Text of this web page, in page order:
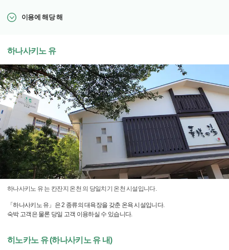
이용에 해당 해
하나사키노 유
하나사키노 유 는 칸잔지 온천 의 당일치기 온천 시설입니다.
「하나사키노 유」은 2 종류의 대욕장을 갖춘 온욕 시설입니다.
숙박 고객은 물론 당일 고객 이용하실 수 있습니다.
히노카노 유 (하나사키노 유 내)